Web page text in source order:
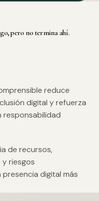
pero no termina ahí.
reduce
digital y refuerza
responsabilidad
de recursos,
riesgos
digital más